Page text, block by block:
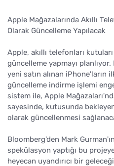
Apple Mağazalarında Akıllı
Olarak Güncelleme Yapılacak
Apple, akıllı telefonları
güncelleme yapmayı
yeni satın alınan iPhone'ların
güncelleme indirme işlemi
sistem ile, Apple
sayesinde, kutusunda
olarak güncellenmesi
Bloomberg'den Mark
spekülasyon yaptığı bu
heyecan uyandırıcı bir